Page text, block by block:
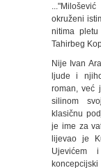
okruženi
nitima
Tahirbeg
Nije Ivan
ljude i
roman, već
silinom
klasičnu
je ime za
lijevao je
Ujevićem